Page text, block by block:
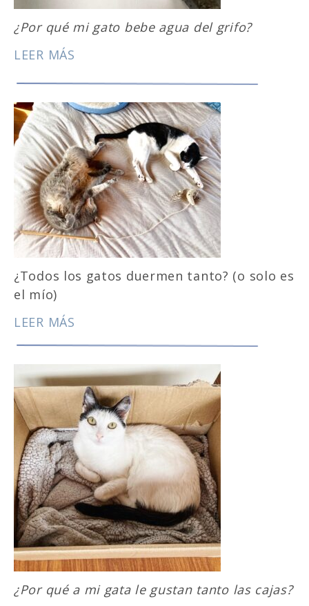
¿Por qué mi gato bebe agua del grifo?
LEER MÁS
¿Todos los gatos duermen tanto? (o solo es
el mío)
LEER MÁS
¿Por qué a mi gata le gustan tanto las cajas?